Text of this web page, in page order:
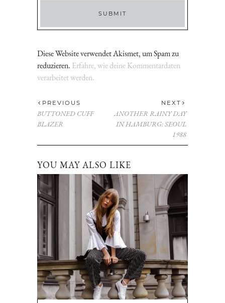
Diese Website verwendet Akismet, um Spam zu
reduzieren. Erfahre, wie deine Kommentardaten
verarbeitet werden.
PREVIOUS
BUTTONED CUFF
BLAZER
NEXT
ANOTHER RAINY DAY
IN HAMBURG: SEOUL
1988
YOU MAY ALSO LIKE